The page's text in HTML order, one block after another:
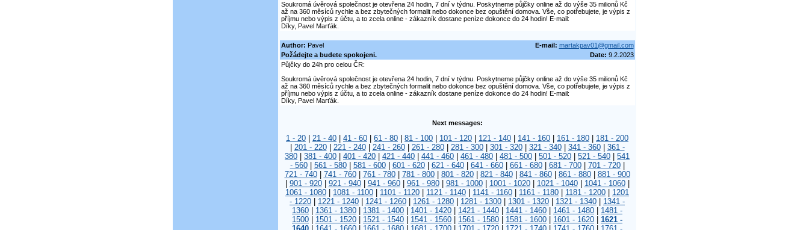
Soukromá úvěrová společnost je otevřena 24 hodin, 7 dní v týdnu. Poskytneme půjčky online až do výše 35 milionů Kč
až na 360 měsíců rychle a bez zbytečných formalit nebo dokonce bez opuštění domova. Vše, co potřebujete, je výpis z
příjmu nebo výpis z účtu, a to zcela online - zákazník dostane peníze dokonce do 24 hodin! E-mail:
Díky, Pavel Marťák.
Author: Pavel E-mail: martakpav01@gmail.com
Požádejte a budete spokojeni.
Date: 9.2.2023
Půjčky do 24h pro celou ČR:
Soukromá úvěrová společnost je otevřena 24 hodin, 7 dní v týdnu. Poskytneme půjčky online až do výše 35 milionů Kč
až na 360 měsíců rychle a bez zbytečných formalit nebo dokonce bez opuštění domova. Vše, co potřebujete, je výpis z
příjmu nebo výpis z účtu, a to zcela online - zákazník dostane peníze dokonce do 24 hodin! E-mail:
Díky, Pavel Marťák.
Next messages:
1 - 20 21 - 40 41 - 60 61 - 80 81 - 100 101 - 120 121 - 140 141 - 160 161 - 180
181 - 200
201 - 220| 221 - 240| 241 - 260| 261 - 280| 281 - 300| 301 - 320| 321 - 340| 341 - 360| 361 -
380
381 - 400 401 - 420 421 - 440 441 - 460 461 - 480 481 - 500 501 - 520 521 - 540
541
- 560| 561 - 580| 581 - 600| 601 - 620| 621 - 640| 641 - 660| 661 - 680| 681 - 700| 701 - 720|
721 - 740| 741 - 760| 761 - 780| 781 - 800| 801 - 820| 821 - 840| 841 - 860| 861 - 880| 881 - 900
901 - 920| 921 - 940| 941 - 960| 961 - 980| 981 - 1000| 1001 - 1020| 1021 - 1040| 1041 - 1060|
1061 - 1080
1081 - 1100 1101 - 1120 1121 - 1140 1141 - 1160 1161 - 1180 1181 - 1200
1201
- 1220
1221 - 1240 1241 - 1260 1261 - 1280 1281 - 1300 1301 - 1320 1321 - 1340
1341 -
1360
1361 - 1380 1381 - 1400 1401 - 1420 1421 - 1440 1441 - 1460 1461 - 1480
1481 -
1500
1501 - 1520 1521 - 1540 1541 - 1560 1561 - 1580 1581 - 1600 1601 - 1620
1621 -